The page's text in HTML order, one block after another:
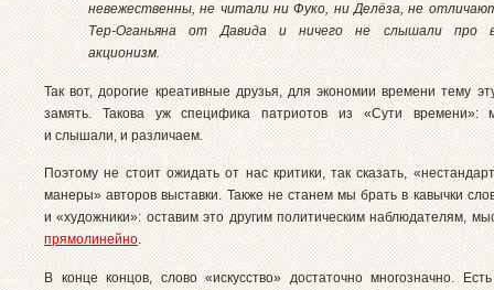
невежественны, не читали ни Фуко, ни Делёза, не
Тер-Оганьяна от Давида и ничего не слышали про
акционизм.
Так вот, дорогие креативные друзья, для экономии времени тему
замять. Такова уж специфика патриотов из «Сути времени»:
и слышали, и различаем.
Поэтому не стоит ожидать от нас критики, так сказать,
манеры» авторов выставки. Также не станем мы брать в кавычки
и «художники»: оставим это другим политическим наблюдателям,
прямолинейно.
В конце концов, слово «искусство» достаточно многозначно.